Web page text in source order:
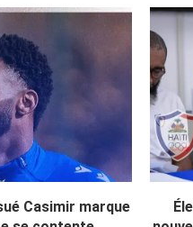
Casimir marque